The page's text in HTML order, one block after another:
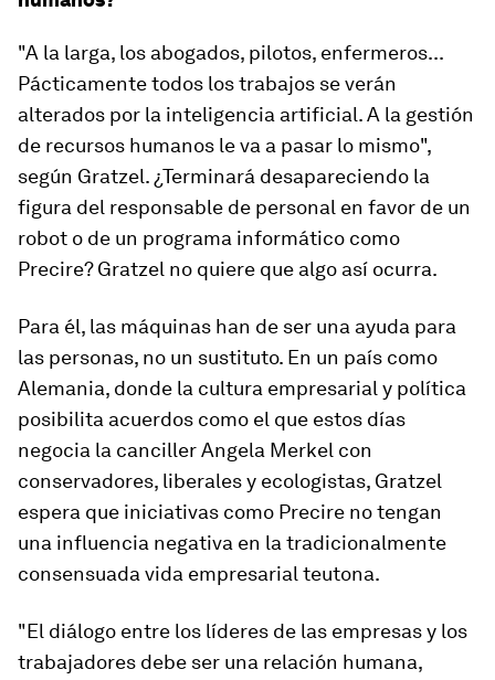
"A la larga, los abogados, pilotos, enfermeros...
Pácticamente todos los trabajos se verán
alterados por la inteligencia artificial. A la gestión
de recursos humanos le va a pasar lo mismo",
según Gratzel. ¿Terminará desapareciendo la
figura del responsable de personal en favor de un
robot o de un programa informático como
Precire? Gratzel no quiere que algo así ocurra.
Para él, las máquinas han de ser una ayuda para
las personas, no un sustituto. En un país como
Alemania, donde la cultura empresarial y política
posibilita acuerdos como el que estos días
negocia la canciller Angela Merkel con
conservadores, liberales y ecologistas, Gratzel
espera que iniciativas como Precire no tengan
una influencia negativa en la tradicionalmente
consensuada vida empresarial teutona.
"El diálogo entre los líderes de las empresas y los
trabajadores debe ser una relación humana,